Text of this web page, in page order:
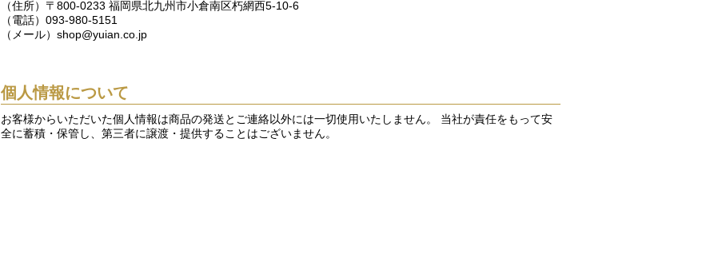
（住所）〒800-0233 福岡県北九州市小倉南区朽網西5-10-6
（電話）093-980-5151
（メール）shop@yuian.co.jp
個人情報について
お客様からいただいた個人情報は商品の発送とご連絡以外には一切使用いたしません。 当社が責任をもって安
全に蓄積・保管し、第三者に譲渡・提供することはございません。